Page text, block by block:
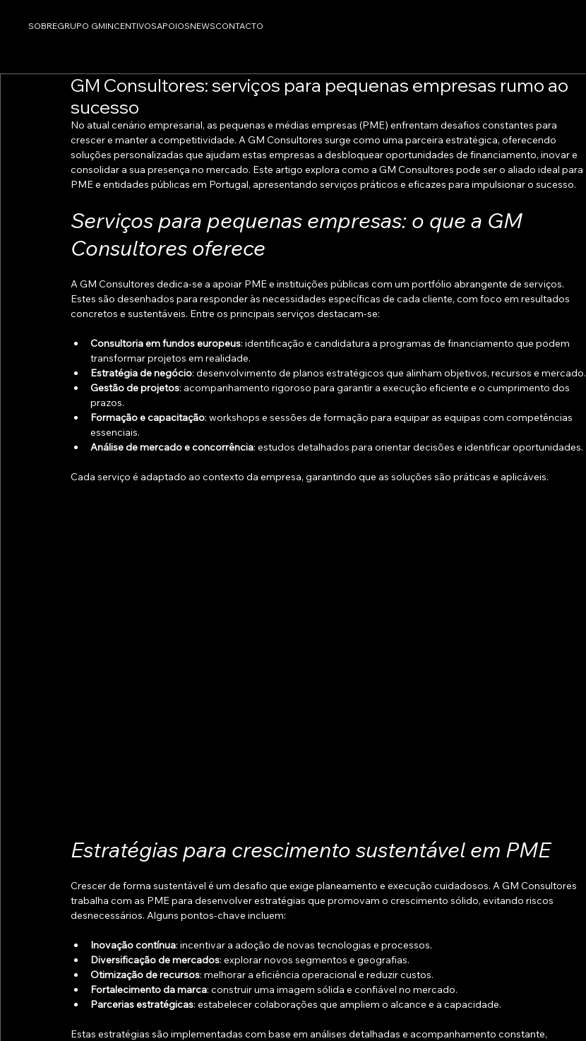
SOBREGRUPO GMINCENTIVOSAPOIOSNEWSCONTACTO
GM Consultores: serviços para pequenas empresas rumo ao
sucesso
No atual cenário empresarial, as pequenas e médias empresas (PME) enfrentam desafios constantes para
crescer e manter a competitividade. A GM Consultores surge como uma parceira estratégica, oferecendo
soluções personalizadas que ajudam estas empresas a desbloquear oportunidades de financiamento, inovar e
consolidar a sua presença no mercado. Este artigo explora como a GM Consultores pode ser o aliado ideal para
PME e entidades públicas em Portugal, apresentando serviços práticos e eficazes para impulsionar o sucesso.
Serviços para pequenas empresas: o que a GM
Consultores oferece
A GM Consultores dedica-se a apoiar PME e instituições públicas com um portfólio abrangente de serviços.
Estes são desenhados para responder às necessidades específicas de cada cliente, com foco em resultados
concretos e sustentáveis. Entre os principais serviços destacam-se:
Consultoria em fundos europeus: identificação e candidatura a programas de financiamento que podem
transformar projetos em realidade.
Estratégia de negócio: desenvolvimento de planos estratégicos que alinham objetivos, recursos e mercado.
Gestão de projetos: acompanhamento rigoroso para garantir a execução eficiente e o cumprimento dos
prazos.
Formação e capacitação: workshops e sessões de formação para equipar as equipas com competências
essenciais.
Análise de mercado e concorrência: estudos detalhados para orientar decisões e identificar oportunidades.
Cada serviço é adaptado ao contexto da empresa, garantindo que as soluções são práticas e aplicáveis.
Estratégias para crescimento sustentável em PME
Crescer de forma sustentável é um desafio que exige planeamento e execução cuidadosos. A GM Consultores
trabalha com as PME para desenvolver estratégias que promovam o crescimento sólido, evitando riscos
desnecessários. Alguns pontos-chave incluem:
Inovação contínua: incentivar a adoção de novas tecnologias e processos.
Diversificação de mercados: explorar novos segmentos e geografias.
Otimização de recursos: melhorar a eficiência operacional e reduzir custos.
Fortalecimento da marca: construir uma imagem sólida e confiável no mercado.
Parcerias estratégicas: estabelecer colaborações que ampliem o alcance e a capacidade.
Estas estratégias são implementadas com base em análises detalhadas e acompanhamento constante,